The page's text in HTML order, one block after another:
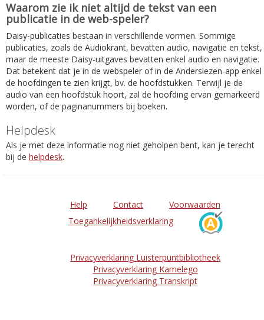
Waarom zie ik niet altijd de tekst van een
publicatie in de web-speler?
Daisy-publicaties bestaan in verschillende vormen. Sommige
publicaties, zoals de Audiokrant, bevatten audio, navigatie en tekst,
maar de meeste Daisy-uitgaves bevatten enkel audio en navigatie.
Dat betekent dat je in de webspeler of in de Anderslezen-app enkel
de hoofdingen te zien krijgt, bv. de hoofdstukken. Terwijl je de
audio van een hoofdstuk hoort, zal de hoofding ervan gemarkeerd
worden, of de paginanummers bij boeken.
Helpdesk
Als je met deze informatie nog niet geholpen bent, kan je terecht
bij de helpdesk.
Help Contact
Voorwaarden
Toegankelijkheidsverklaring
Privacyverklaring Luisterpuntbibliotheek
Privacyverklaring Kamelego
Privacyverklaring Transkript